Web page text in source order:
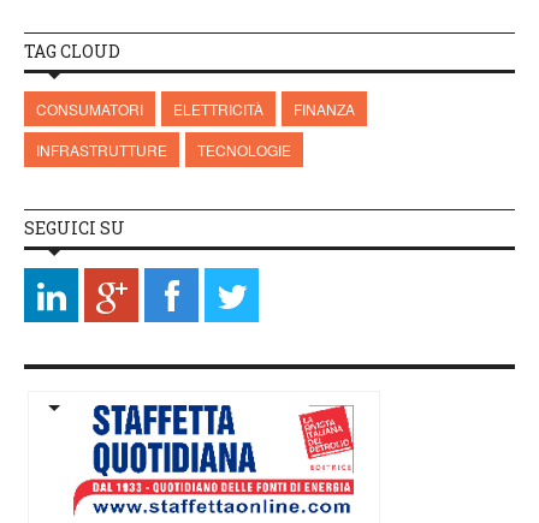
TAG CLOUD
CONSUMATORI ELETTRICITÀ
FINANZA
INFRASTRUTTURE
TECNOLOGIE
SEGUICI SU